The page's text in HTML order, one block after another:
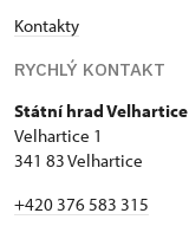
Kontakty
RYCHLÝ KONTAKT
Státní hrad Velhartice
Velhartice 1
341 83 Velhartice
+420 376 583 315